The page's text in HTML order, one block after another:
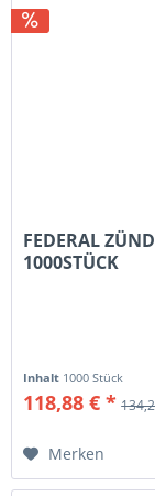
FEDERAL
1000STÜCK
Inhalt 1000 Stück
118,88 € *
Merken